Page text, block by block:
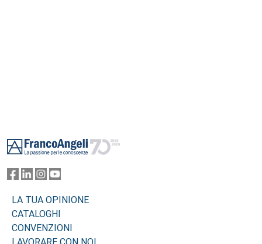
LA TUA OPINIONE
CATALOGHI
CONVENZIONI